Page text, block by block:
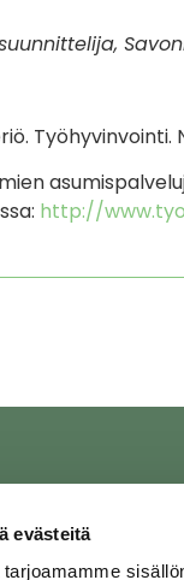
evästeitä
Työhyvinvointi.
http://
ja ajanvaraus